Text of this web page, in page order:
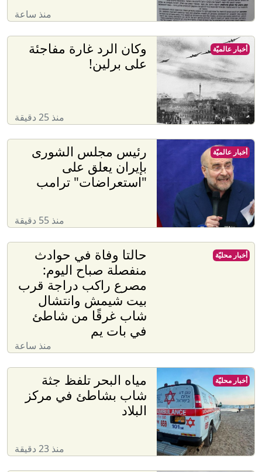
منذ ساعة
وكان الرد غارة مفاجئة
على برلين!
منذ 25 دقيقة
أخبار عالميّة
رئيس مجلس الشورى
بإيران يعلق على
"استعراضات" ترامب
منذ 55 دقيقة
أخبار عالميّة
حالتا وفاة في حوادث
منفصلة صباح اليوم:
مصرع راكب دراجة قرب
بيت شيمش وانتشال
شاب غرقًا من شاطئ
في بات يم
منذ ساعة
أخبار محليّة
مياه البحر تلفظ جثة
شاب بشاطئ في مركز
البلاد
منذ 23 دقيقة
أخبار محليّة